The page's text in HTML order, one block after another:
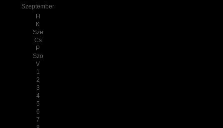
Szeptember
H
K
Sze
Cs
P
Szo
V
1
2
3
4
5
6
7